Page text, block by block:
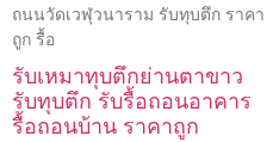
ถนนวัดเวฬุวนาราม รับทุบตึก ราคา
ถูก รื้อ
รับเหมาทุบตึกย่านตาขาว
รับทุบตึก รับรื้อถอนอาคาร
รื้อถอนบ้าน ราคาถูก